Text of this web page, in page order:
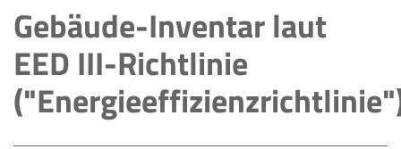
Gebäude-Inventar laut
EED III-Richtlinie